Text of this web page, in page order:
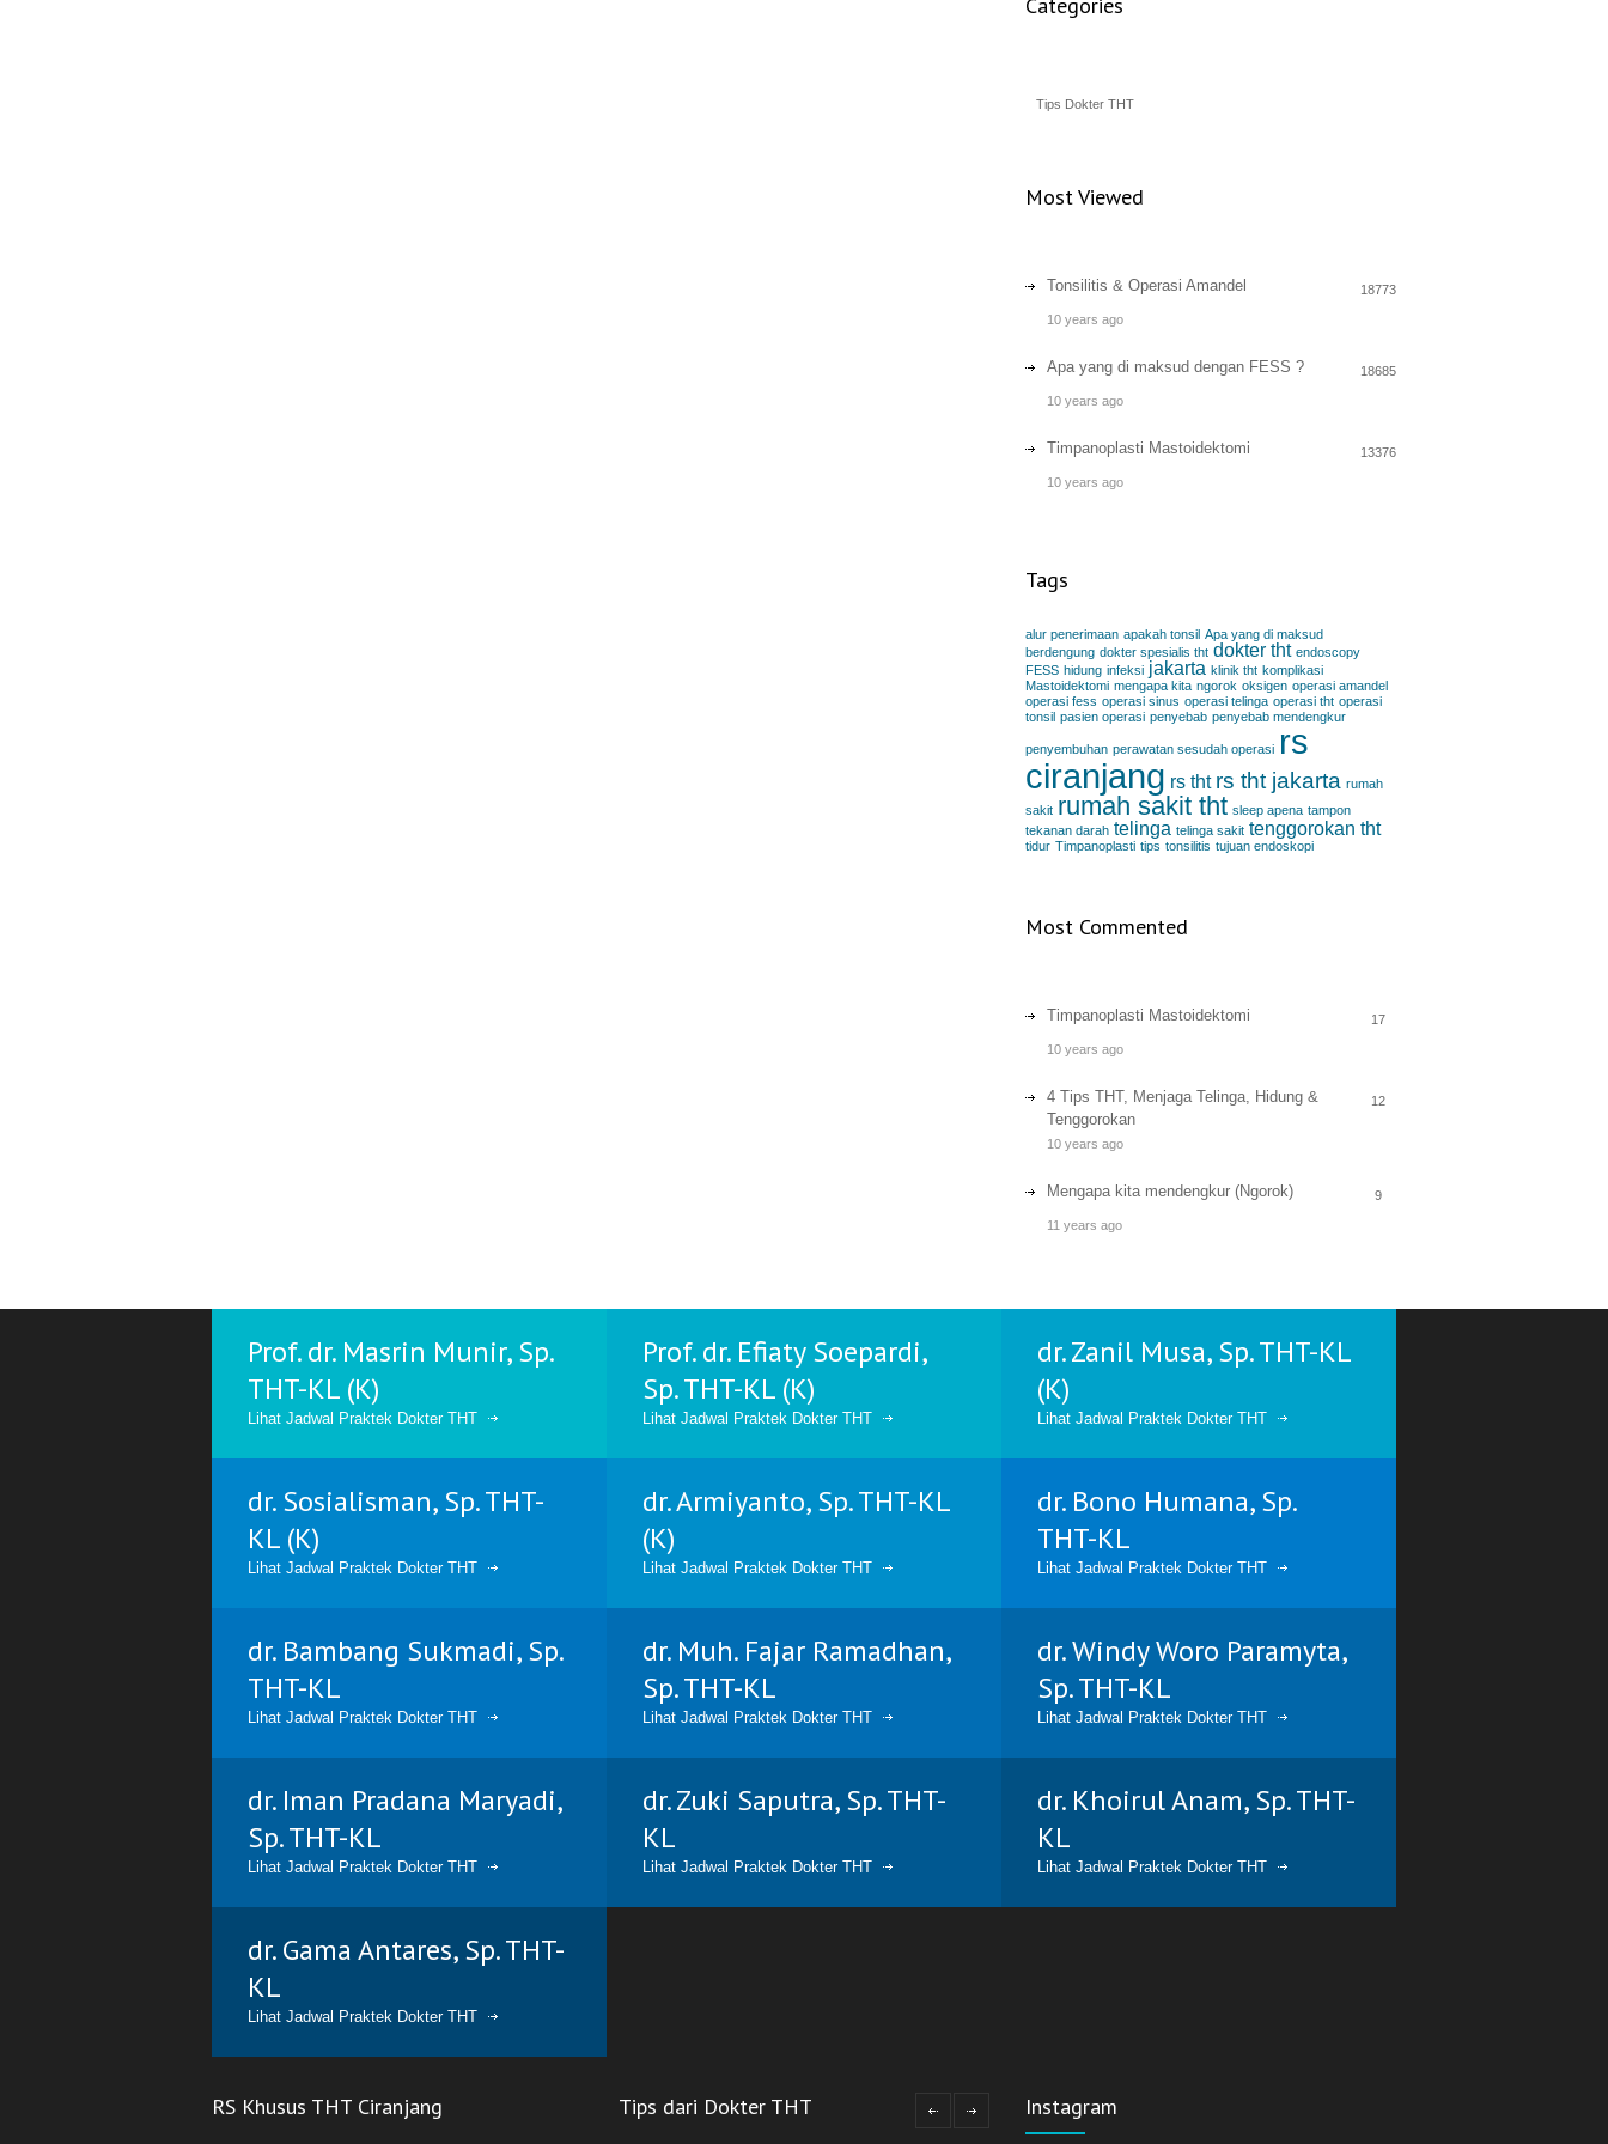
Tips Dokter THT
Most Viewed
Tonsilitis & Operasi Amandel 18773
10 years ago
Apa yang di maksud dengan FESS ? 18685
10 years ago
Timpanoplasti Mastoidektomi 13376
10 years ago
Tags
alur penerimaan apakah tonsil Apa yang di maksud
berdengung dokter spesialis tht dokter tht endoscopy
FESS hidung infeksi jakarta klinik tht komplikasi
Mastoidektomi mengapa kita ngorok oksigen operasi amandel
operasi fess operasi sinus operasi telinga operasi tht operasi
tonsil pasien operasi penyebab penyebab mendengkur
penyembuhan perawatan sesudah operasi rs
ciranjang rs tht rs tht jakarta rumah
sakit rumah sakit tht sleep apena tampon
tekanan darah telinga telinga sakit tenggorokan tht
tidur Timpanoplasti tips tonsilitis tujuan endoskopi
Most Commented
Timpanoplasti Mastoidektomi 17
10 years ago
4 Tips THT, Menjaga Telinga, Hidung &
Tenggorokan
12
10 years ago
Mengapa kita mendengkur (Ngorok) 9
11 years ago
Prof. dr. Masrin Munir, Sp.
THT-KL (K)
Lihat Jadwal Praktek Dokter THT
Prof. dr. Efiaty Soepardi,
Sp. THT-KL (K)
Lihat Jadwal Praktek Dokter THT
dr. Zanil Musa, Sp. THT-KL
(K)
Lihat Jadwal Praktek Dokter THT
dr. Sosialisman, Sp. THT-
KL (K)
Lihat Jadwal Praktek Dokter THT
dr. Armiyanto, Sp. THT-KL
(K)
Lihat Jadwal Praktek Dokter THT
dr. Bono Humana, Sp.
THT-KL
Lihat Jadwal Praktek Dokter THT
dr. Bambang Sukmadi, Sp.
THT-KL
Lihat Jadwal Praktek Dokter THT
dr. Muh. Fajar Ramadhan,
Sp. THT-KL
Lihat Jadwal Praktek Dokter THT
dr. Windy Woro Paramyta,
Sp. THT-KL
Lihat Jadwal Praktek Dokter THT
dr. Iman Pradana Maryadi,
Sp. THT-KL
Lihat Jadwal Praktek Dokter THT
dr. Zuki Saputra, Sp. THT-
KL
Lihat Jadwal Praktek Dokter THT
dr. Khoirul Anam, Sp. THT-
KL
Lihat Jadwal Praktek Dokter THT
dr. Gama Antares, Sp. THT-
KL
Lihat Jadwal Praktek Dokter THT
RS Khusus THT Ciranjang Tips dari Dokter THT Instagram